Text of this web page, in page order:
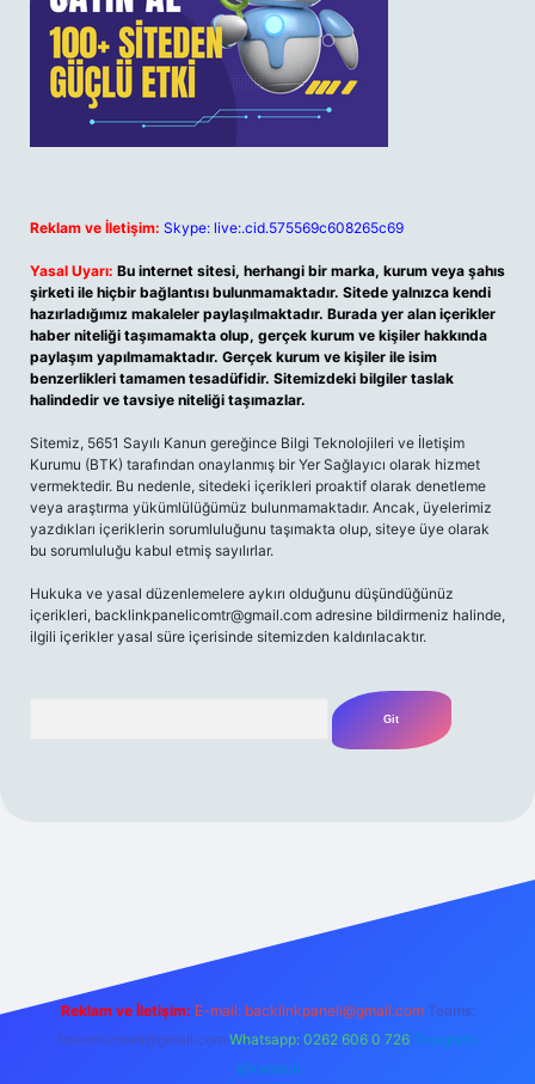
Reklam ve İletişim: Skype: live:.cid.575569c608265c69
Yasal Uyarı: Bu internet sitesi, herhangi bir marka, kurum veya şahıs
şirketi ile hiçbir bağlantısı bulunmamaktadır. Sitede yalnızca kendi
hazırladığımız makaleler paylaşılmaktadır. Burada yer alan içerikler
haber niteliği taşımamakta olup, gerçek kurum ve kişiler hakkında
paylaşım yapılmamaktadır. Gerçek kurum ve kişiler ile isim
benzerlikleri tamamen tesadüfidir. Sitemizdeki bilgiler taslak
halindedir ve tavsiye niteliği taşımazlar.
Sitemiz, 5651 Sayılı Kanun gereğince Bilgi Teknolojileri ve İletişim
Kurumu (BTK) tarafından onaylanmış bir Yer Sağlayıcı olarak hizmet
vermektedir. Bu nedenle, sitedeki içerikleri proaktif olarak denetleme
veya araştırma yükümlülüğümüz bulunmamaktadır. Ancak, üyelerimiz
yazdıkları içeriklerin sorumluluğunu taşımakta olup, siteye üye olarak
bu sorumluluğu kabul etmiş sayılırlar.
Hukuka ve yasal düzenlemelere aykırı olduğunu düşündüğünüz
içerikleri, backlinkpanelicomtr@gmail.com adresine bildirmeniz halinde,
ilgili içerikler yasal süre içerisinde sitemizden kaldırılacaktır.
Reklam ve İletişim: E-mail: backlinkpaneli@gmail.com Teams:
forumhizmeti@gmail.com Whatsapp: 0262 606 0 726 Telegram:
@karabul